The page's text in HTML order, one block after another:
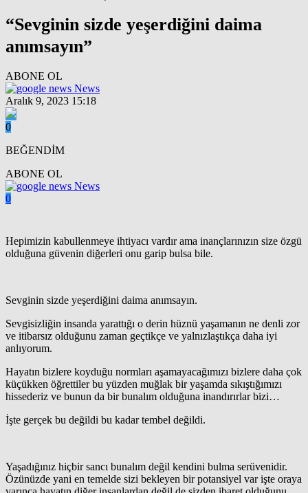
“Sevginin sizde yeşerdiğini daima
anımsayın”
ABONE OL
News
Aralık 9, 2023 15:18
0
BEĞENDİM
ABONE OL
News
0
Hepimizin kabullenmeye ihtiyacı vardır ama inançlarınızın size özgü
olduğuna güvenin diğerleri onu garip bulsa bile.
Sevginin sizde yeşerdiğini daima anımsayın.
Sevgisizliğin insanda yarattığı o derin hüznü yaşamanın ne denli zor
ve itibarsız olduğunu zaman geçtikçe ve yalnızlaştıkça daha iyi
anlıyorum.
Hayatın bizlere koyduğu normları aşamayacağımızı bizlere daha çok
küçükken öğrettiler bu yüzden muğlak bir yaşamda sıkıştığımızı
hissederiz ve bunun da bir bunalım olduğuna inandırırlar bizi…
İşte gerçek bu değildi bu kadar tembel değildi.
Yaşadığınız hiçbir sancı bunalım değil kendini bulma serüvenidir.
Özünüzde yani en temelde sizi bekleyen bir potansiyel var işte oraya